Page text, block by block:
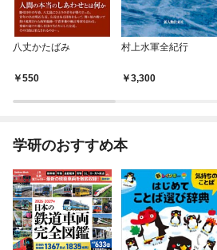
八丈かたばみ
550
村上水軍全紀行
3,300
学研のおすすめ本